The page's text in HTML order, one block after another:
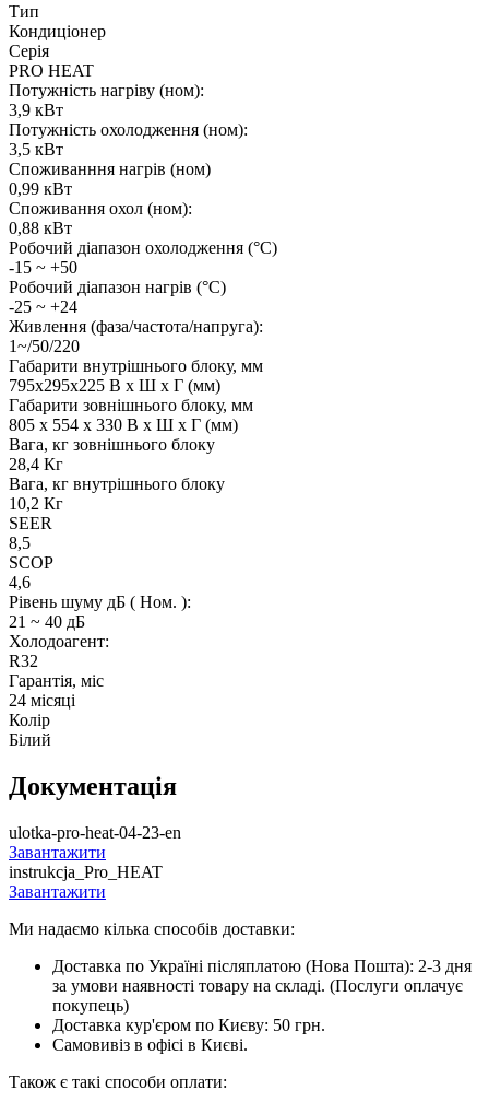
Тип
Кондиціонер
Серія
PRO HEAT
Потужність нагріву (ном):
3,9 кВт
Потужність охолодження (ном):
3,5 кВт
Споживанння нагрів (ном)
0,99 кВт
Споживання охол (ном):
0,88 кВт
Робочий діапазон охолодження (°C)
-15 ~ +50
Робочий діапазон нагрів (°C)
-25 ~ +24
Живлення (фаза/частота/напруга):
1~/50/220
Габарити внутрішнього блоку, мм
795x295x225 В x Ш x Г (мм)
Габарити зовнішнього блоку, мм
805 х 554 х 330 В x Ш x Г (мм)
Вага, кг зовнішнього блоку
28,4 Кг
Вага, кг внутрішнього блоку
10,2 Кг
SEER
8,5
SCOP
4,6
Рівень шуму дБ ( Ном. ):
21 ~ 40 дБ
Холодоагент:
R32
Гарантія, міс
24 місяці
Колір
Білий
Документація
ulotka-pro-heat-04-23-en
Завантажити
instrukcja_Pro_HEAT
Завантажити
Ми надаємо кілька способів доставки:
Доставка по Україні післяплатою (Нова Пошта): 2-3 дня
за умови наявності товару на складі. (Послуги оплачує
покупець)
Доставка кур'єром по Києву: 50 грн.
Самовивіз в офісі в Києві.
Також є такі способи оплати: